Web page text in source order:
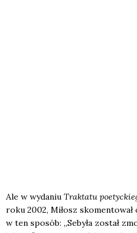
Ale w wyda­niu Trak­ta­tu
roku 2002, Miłosz
w ten spo­sób: „Seby­ła został